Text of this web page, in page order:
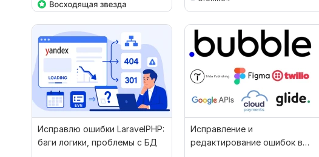
Исправлю ошибки LaravelPHP:
баги логики, проблемы с БД
Исправление и
редактирование ошибок в